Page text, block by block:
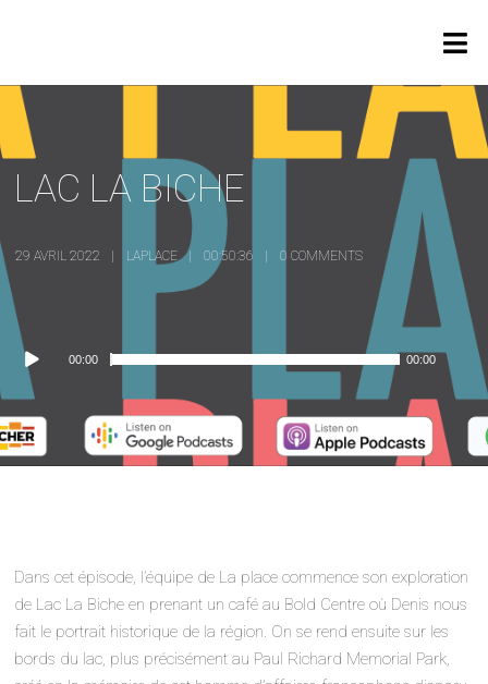
LAC LA BICHE
29 AVRIL 2022 LAPLACE 00:50:36 0 COMMENTS
Lecteur
audio
00:00 00:00
Dans cet épisode, l’équipe de La place commence son exploration
de Lac La Biche en prenant un café au Bold Centre où Denis nous
fait le portrait historique de la région. On se rend ensuite sur les
bords du lac, plus précisément au Paul Richard Memorial Park,